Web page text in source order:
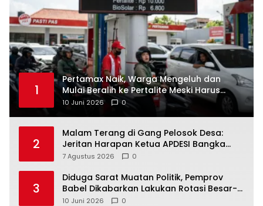
1
‎Pertamax Naik, Warga Mengeluh dan
Mulai Beralih ke Pertalite Meski Harus
10 Juni 2026 0
2
Malam Terang di Gang Pelosok Desa:
Jeritan Harapan Ketua APDESI Bangka
Tengah untuk PLN Babel
7 Agustus 2026 0
3
‎Diduga Sarat Muatan Politik, Pemprov
Babel Dikabarkan Lakukan Rotasi Besar-
10 Juni 2026 0